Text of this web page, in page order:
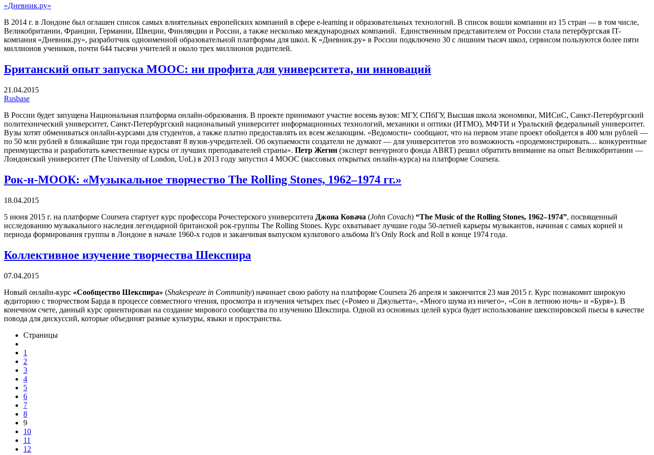
«Дневник.ру»
В 2014 г. в Лондоне был оглашен список самых влиятельных европейских компаний в сфере e-learning и образовательных технологий. В список вошли компании из 15 стран — в том числе,
Великобритании, Франции, Германии, Швеции, Финляндии и России, а также несколько международных компаний. Единственным представителем от России стала петербургская IT-
компания «Дневник.ру», разработчик одноименной образовательной платформы для школ. К «Дневник.ру» в России подключено 30 с лишним тысяч школ, сервисом пользуются более пяти
миллионов учеников, почти 644 тысячи учителей и около трех миллионов родителей.
Британский опыт запуска MOOC: ни профита для университета, ни инноваций
21.04.2015
Rusbase
В России будет запущена Национальная платформа онлайн-образования. В проекте принимают участие восемь вузов: МГУ, СПбГУ, Высшая школа экономики, МИСиС, Санкт-Петербургский
политехнический университет, Санкт-Петербургский национальный университет информационных технологий, механики и оптики (ИТМО), МФТИ и Уральский федеральный университет.
Вузы хотят обмениваться онлайн-курсами для студентов, а также платно предоставлять их всем желающим. «Ведомости» сообщают, что на первом этапе проект обойдется в 400 млн рублей —
по 50 млн рублей в ближайшие три года предоставят 8 вузов-учредителей. Об окупаемости создатели не думают — для университетов это возможность «продемонстрировать… конкурентные
преимущества и разработать качественные курсы от лучших преподавателей страны». Петр Жегин (эксперт венчурного фонда ABRT) решил обратить внимание на опыт Великобритании —
Лондонский университет (The University of London, UoL) в 2013 году запустил 4 MOOC (массовых открытых онлайн-курса) на платформе Coursera.
Рок-н-МООК: «Музыкальное творчество The Rolling Stones, 1962–1974 гг.»
18.04.2015
5 июня 2015 г. на платформе Coursera стартует курс профессора Рочестерского университета Джона Ковача (John Covach) “The Music of the Rolling Stones, 1962–1974”, посвященный
исследованию музыкального наследия легендарной британской рок-группы The Rolling Stones. Курс охватывает лучшие годы 50-летней карьеры музыкантов, начиная с самых корней и
периода формирования группы в Лондоне в начале 1960-х годов и заканчивая выпуском культового альбома It’s Only Rock and Roll в конце 1974 года.
Коллективное изучение творчества Шекспира
07.04.2015
Новый онлайн-курс «Сообщество Шекспира» (Shakespeare in Community) начинает свою работу на платформе Coursera 26 апреля и закончится 23 мая 2015 г. Курс познакомит широкую
аудиторию с творчеством Барда в процессе совместного чтения, просмотра и изучения четырех пьес («Ромео и Джульетта», «Много шума из ничего», «Сон в летнюю ночь» и «Буря»). В
конечном счете, данный курс ориентирован на создание мирового сообщества по изучению Шекспира. Одной из основных целей курса будет использование шекспировской пьесы в качестве
повода для дискуссий, которые объединят разные культуры, языки и пространства.
Страницы
1
2
3
4
5
6
7
8
9
10
11
12